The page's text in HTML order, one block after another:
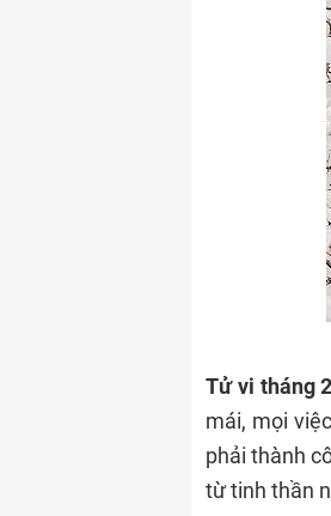
Tử vi tháng
mái, mọi
phải thành
từ tinh thần